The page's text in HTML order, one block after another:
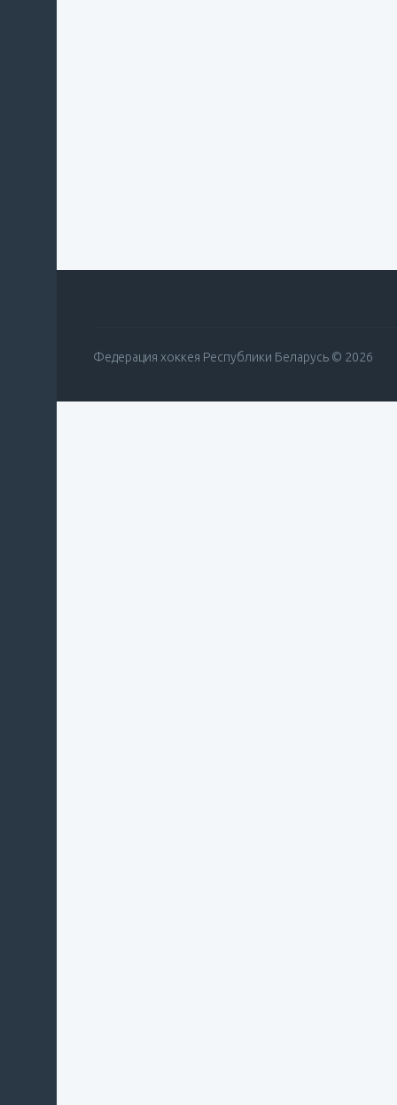
Федерация хоккея Республики Беларусь © 2026